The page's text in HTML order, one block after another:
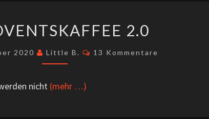
2.0
2.0
2020 Little B. Kommentare
13 Kommentare
nicht (mehr …)